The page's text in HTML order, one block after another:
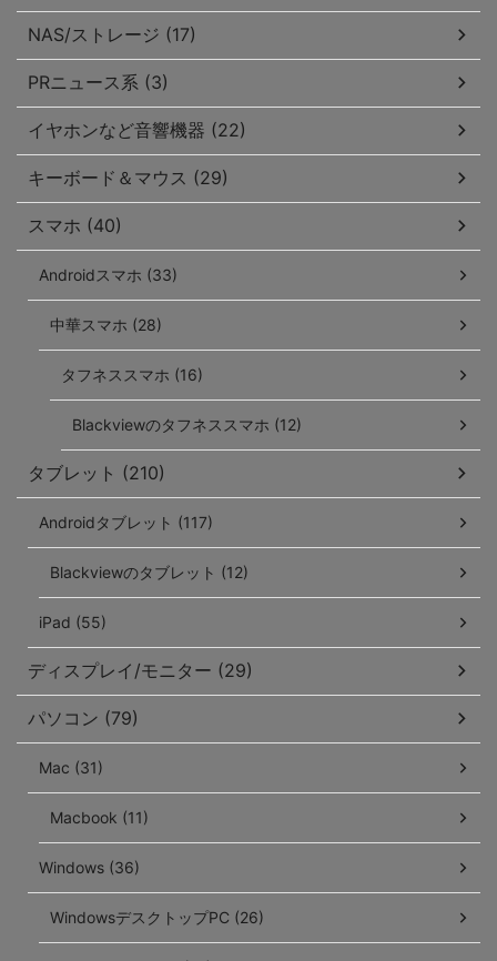
NAS/ストレージ (17)
PRニュース系 (3)
イヤホンなど音響機器 (22)
キーボード＆マウス (29)
スマホ (40)
Androidスマホ (33)
中華スマホ (28)
タフネススマホ (16)
Blackviewのタフネススマホ (12)
タブレット (210)
Androidタブレット (117)
Blackviewのタブレット (12)
iPad (55)
ディスプレイ/モニター (29)
パソコン (79)
Mac (31)
Macbook (11)
Windows (36)
WindowsデスクトップPC (26)